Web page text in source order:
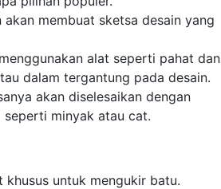
akan membuat sketsa desain yang
alat seperti pahat dan
dalam tergantung pada desain.
akan diselesaikan dengan
seperti minyak atau cat.
untuk mengukir batu.